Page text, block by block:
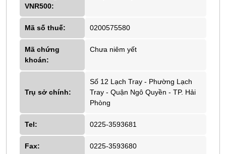
VNR500:
Mã số thuế: 0200575580
Mã chứng
khoán:
Chưa niêm yết
Trụ sở chính:
Số 12 Lạch Tray - Phường Lạch
Tray - Quận Ngô Quyền - TP. Hải
Phòng
Tel: 0225-3593681
Fax: 0225-3593680